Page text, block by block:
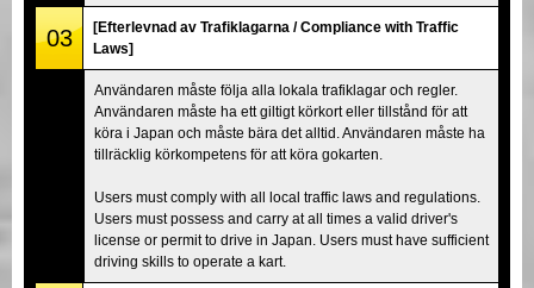
03
[Efterlevnad av Trafiklagarna / Compliance with Traffic
Laws]
Användaren måste följa alla lokala trafiklagar och regler.
Användaren måste ha ett giltigt körkort eller tillstånd för att
köra i Japan och måste bära det alltid. Användaren måste ha
tillräcklig körkompetens för att köra gokarten.
Users must comply with all local traffic laws and regulations.
Users must possess and carry at all times a valid driver's
license or permit to drive in Japan. Users must have sufficient
driving skills to operate a kart.